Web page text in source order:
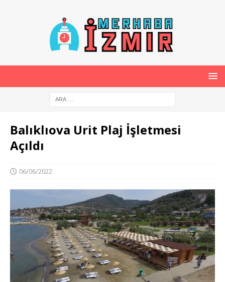
Balıklıova Urit Plaj İşletmesi
Açıldı
06/06/2022